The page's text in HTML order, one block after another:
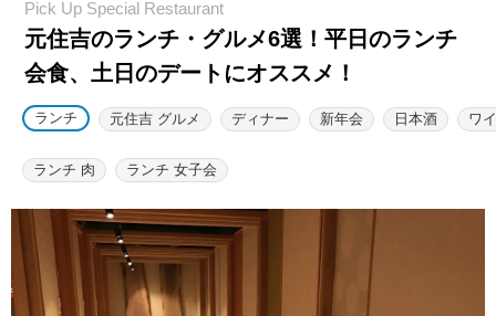
元住吉のランチ・グルメ6選！平日のランチ
会食、土日のデートにオススメ！
ランチ 元住吉 グルメ ディナー 新年会 日本酒 ワ
ランチ 肉 ランチ 女子会